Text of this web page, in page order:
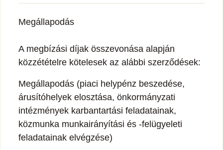
Megállapodás
A megbízási díjak összevonása alapján
közzétételre kötelesek az alábbi szerződések:
Megállapodás (piaci helypénz beszedése,
árusítóhelyek elosztása, önkormányzati
intézmények karbantartási feladatainak,
közmunka munkairányítási és -felügyeleti
feladatainak elvégzése)